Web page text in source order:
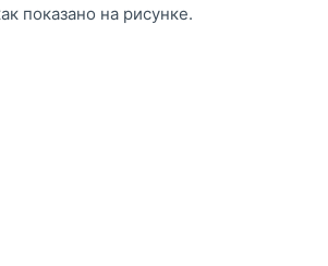
показано на рисунке.